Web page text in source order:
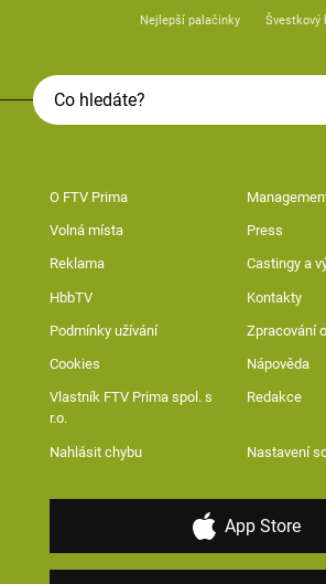
Nejlepší palačinky Švestkový
O FTV Prima
Volná místa Press
Reklama Castingy a
HbbTV Kontakty
Podmínky užívání Zpracování
Cookies Nápověda
Vlastník FTV Prima spol. s
r.o.
Redakce
Nahlásit chybu Nastavení
App Store